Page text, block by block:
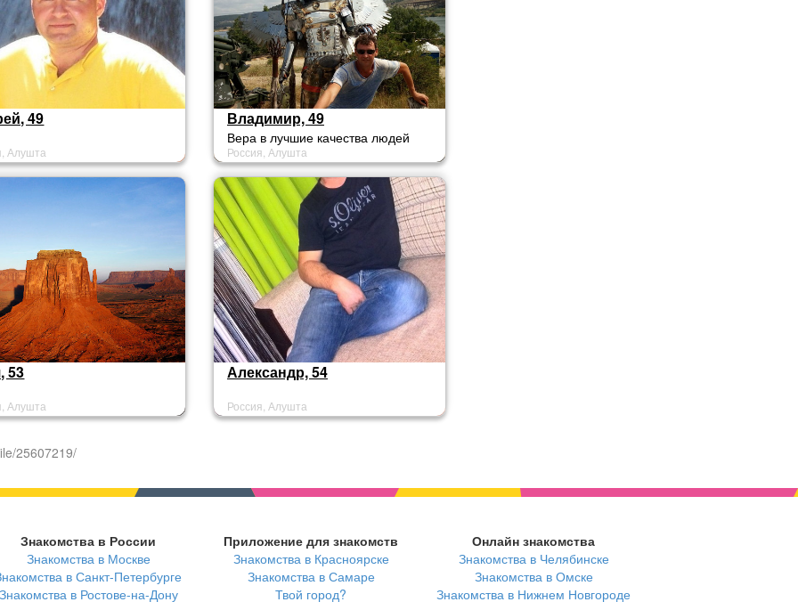
49
Алушта
Владимир, 49
Вера в лучшие качества людей
обычно заставляет Меня
проявлять свои лучшие качества.
Россия, Алушта
53
Алушта
Александр, 54
Россия, Алушта
25607219/
Знакомства в России
Знакомства в Москве
в Санкт-Петербурге
Знакомства в Ростове-на-Дону
Приложение для знакомств
Знакомства в Красноярске
Знакомства в Самаре
Твой город?
Онлайн знакомства
Знакомства в Челябинске
Знакомства в Омске
Знакомства в Нижнем Новгороде